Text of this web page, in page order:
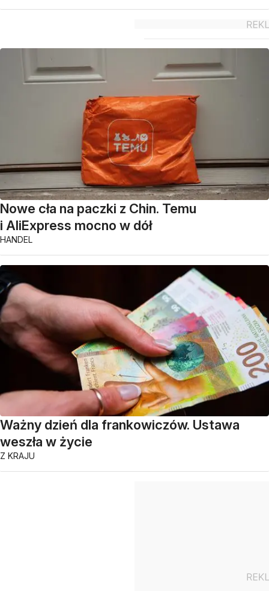
Nowe cła na paczki z Chin. Temu
i AliExpress mocno w dół
HANDEL
Ważny dzień dla frankowiczów. Ustawa
weszła w życie
Z KRAJU